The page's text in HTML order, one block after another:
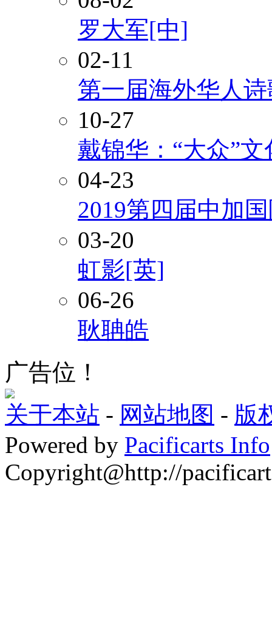
罗大军[中]
02-11
第一届海外华人
10-27
戴锦华：“大众”
04-23
2019第四届中加
03-20
虹影[英]
06-26
耿聃皓
广告位！
关于本站 - 网站地图 - 版
Powered by Pacificarts Info
Copyright@http://